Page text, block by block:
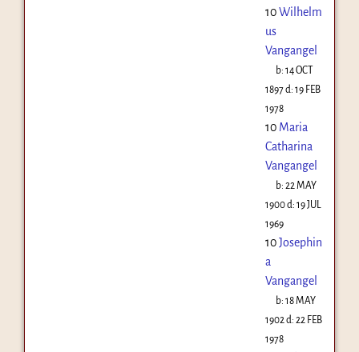
10Wilhelm
us
Vangangel
b:14 OCT
1897d: 19 FEB
1978
10 Maria
Catharina
Vangangel
b:22 MAY
1900d: 19 JUL
1969
10Josephin
a
Vangangel
b:18 MAY
1902 d: 22 FEB
1978